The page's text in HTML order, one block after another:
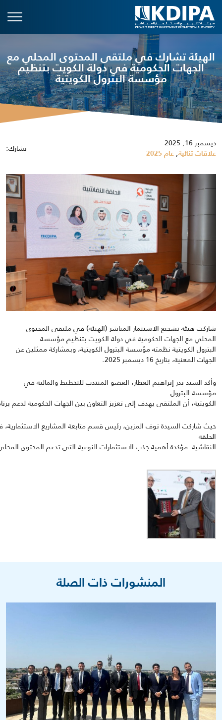
الهيئة تشارك في ملتقى المحتوى المحلي مع
الجهات الحكومية في دولة الكويت بتنظيم
مؤسسة البترول الكويتية
ديسمبر 16, 2025
علاقات ثنائية, عام 2025 يشارك:
شاركت هيئة تشجيع الاستثمار المباشر (الهيئة) في ملتقى المحتوى
المحلي مع الجهات الحكومية في دولة الكويت بتنظيم مؤسسة
البترول الكويتية نظمته مؤسسة البترول الكويتية، وبمشاركة ممثلين عن
الجهات المعنية، بتاريخ 16 ديسمبر 2025.
وأكد السيد بدر إبراهيم العطار، العضو المنتدب للتخطيطوالمالية في
مؤسسة البترول
الكويتية، أن الملتقى يهدف إلىتعزيز التعاون بين الجهات الحكومية لدعم
حيث شاركت السيدة نوف المزين، رئيس قسممتابعة المشاريع الاستثمارية،
الحلقة
النقاشية مؤكدة أهميةجذب الاستثمارات النوعية التيتدعم المحتوى
المنشورات ذات الصلة